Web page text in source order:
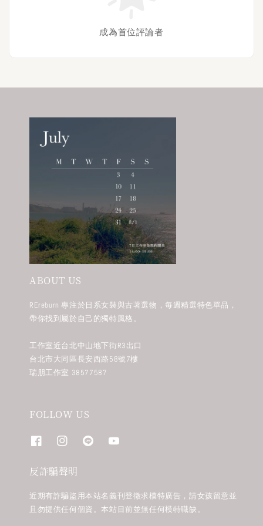
成為首位評論者
ABOUT US
REreburn 專注於日系女裝與古著選物，每週精選特色單品，
帶你找到屬於自己的獨特風格。
工作室近台北中山地下街R3出口
台北市大同區長安西路58號7樓
瑞朋工作室 38577587
FOLLOW US
反詐騙聲明
近期有詐騙盜用本站名義刊登徵求模特廣告，請女孩留意並
且勿提供任何個資。本站目前並無任何模特職缺。